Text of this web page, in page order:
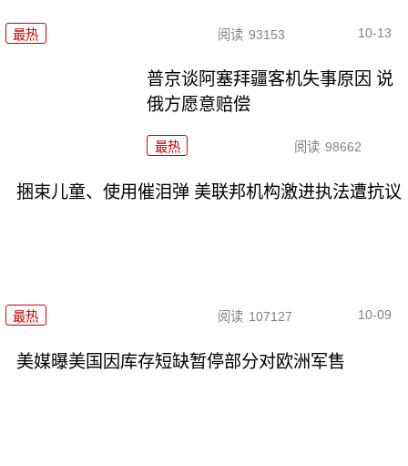
最热 阅读 93153 10-13
普京谈阿塞拜疆客机失事原因 说
俄方愿意赔偿
最热 阅读 98662
捆束儿童、使用催泪弹 美联邦机构激进执法遭抗议
最热 阅读 107127 10-09
美媒曝美国因库存短缺暂停部分对欧洲军售